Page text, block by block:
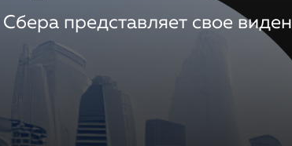
представляет свое